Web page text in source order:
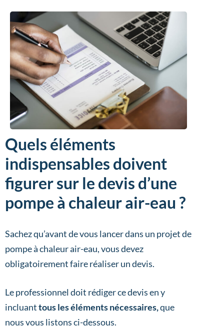
Quels éléments
indispensables doivent
figurer sur le devis d’une
pompe à chaleur air-eau ?
Sachez qu’avant de vous lancer dans un projet de
pompe à chaleur air-eau, vous devez
obligatoirement faire réaliser un devis.
Le professionnel doit rédiger ce devis en y
incluanttous les éléments nécessaires,que
nous vous listons ci-dessous.